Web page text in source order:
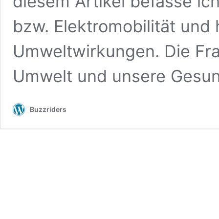
bzw. Elektromobilität
Umweltwirkungen. Die
Umwelt und unsere
Buzzriders